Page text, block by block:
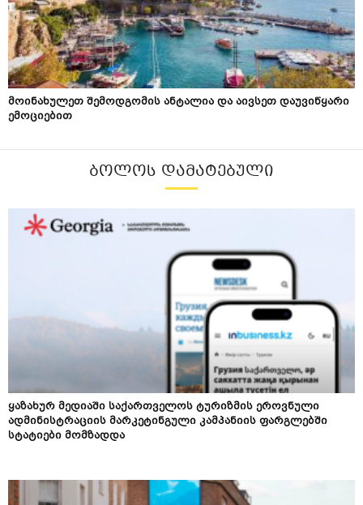
მოინახულეთ შემოდგომის ანტალია და აივსეთ დაუვიწყარი
ემოციებით
ᲑᲝᲚᲝᲡ ᲓᲐᲛᲐᲢᲔᲑᲣᲚᲘ
ყაზახურ მედიაში საქართველოს ტურიზმის ეროვნული
ადმინისტრაციის მარკეტინგული კამპანიის ფარგლებში
სტატიები მომზადდა